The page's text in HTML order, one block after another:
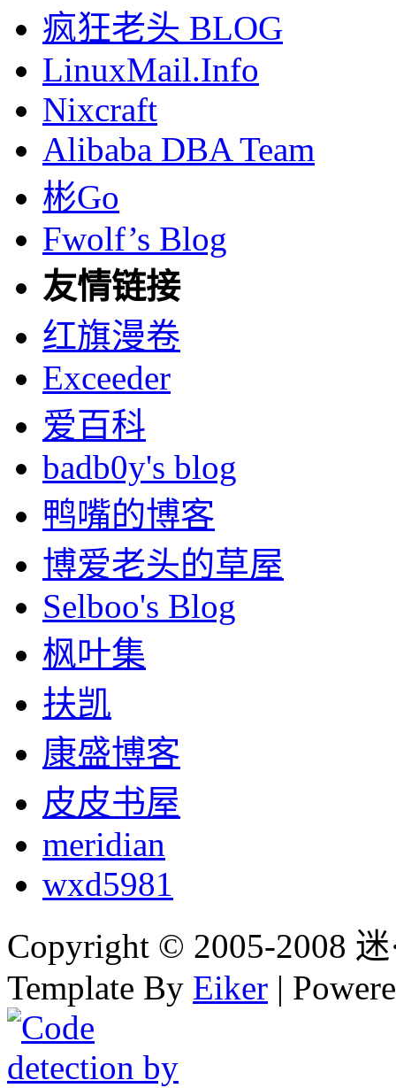
疯狂老头 BLOG
LinuxMail.Info
Nixcraft
Alibaba DBA Team
彬Go
Fwolf’s Blog
友情链接
红旗漫卷
Exceeder
爱百科
badb0y's blog
鸭嘴的博客
博爱老头的草屋
Selboo's Blog
枫叶集
扶凯
康盛博客
皮皮书屋
meridian
wxd5981
Copyright © 2005-2008
Template By Eiker |